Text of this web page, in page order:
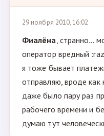
29 ноября 2010, 16:02
Фиалёна, странно...
оператор вредный
я тоже бывает
отправляю, вроде
даже было пару раз
рабочего времени и
думаю тут